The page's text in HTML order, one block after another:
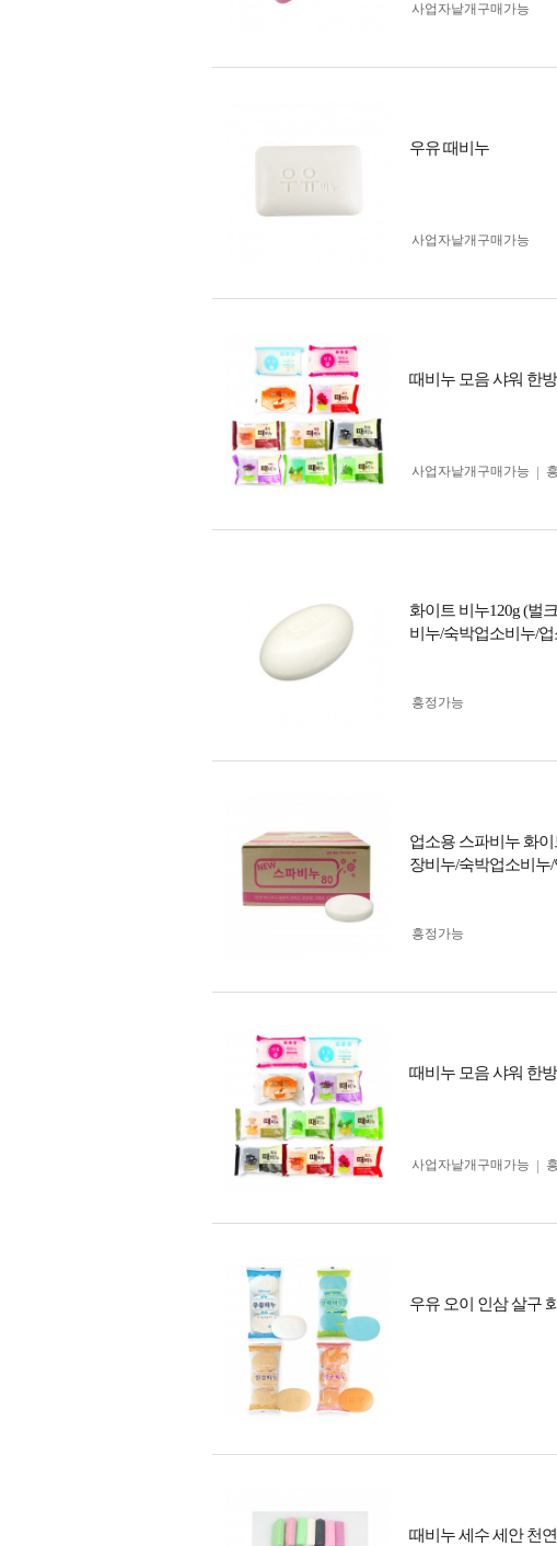
사업자 낱개구매가능
우유 때비누
사업자 낱개구매가능
때비누 모음 샤워 한
사업자 낱개구매가능
화이트 비누120g (벌
비누/숙박업소비누/업
흥정가능
업소용 스파비누 화
장비누/숙박업소비누
흥정가능
때비누 모음 샤워 한
사업자 낱개구매가능
우유 오이 인삼 살구
때비누 세수 세안 천